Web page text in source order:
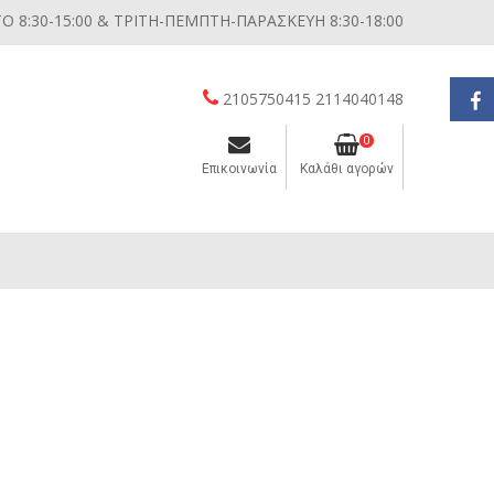
8:30-15:00 & ΤΡΙΤΗ-ΠΕΜΠΤΗ-ΠΑΡΑΣΚΕΥΗ 8:30-18:00
2105750415 2114040148
Επικοινωνία
0
Καλάθι αγορών